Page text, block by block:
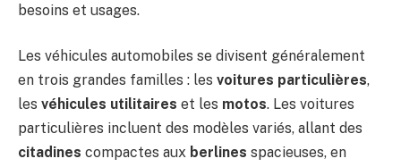
besoins et usages.
Les véhicules automobiles se divisent généralement
en trois grandes familles : les voitures particulières,
les véhicules utilitaires et les motos. Les voitures
particulières incluent des modèles variés, allant des
citadines compactes aux berlines spacieuses, en